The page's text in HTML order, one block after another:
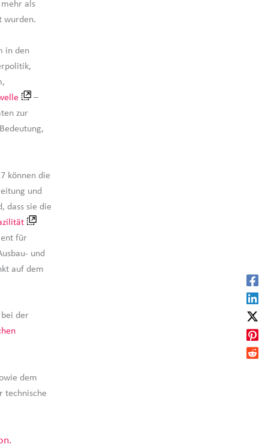
als
wurden.
in den
–
zur
können die
und
dass sie die
für
und
auf dem
der
dem
technische